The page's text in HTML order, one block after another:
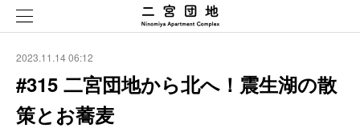
2023.11.14 06:12
#315 二宮団地から北へ！震生湖の散
策とお蕎麦